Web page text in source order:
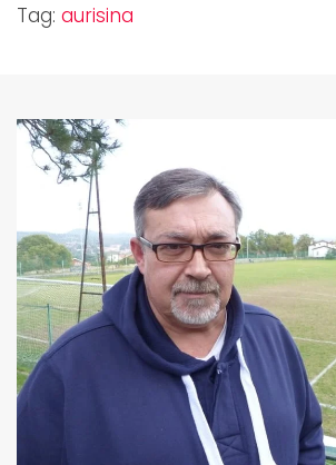
Tag: aurisina